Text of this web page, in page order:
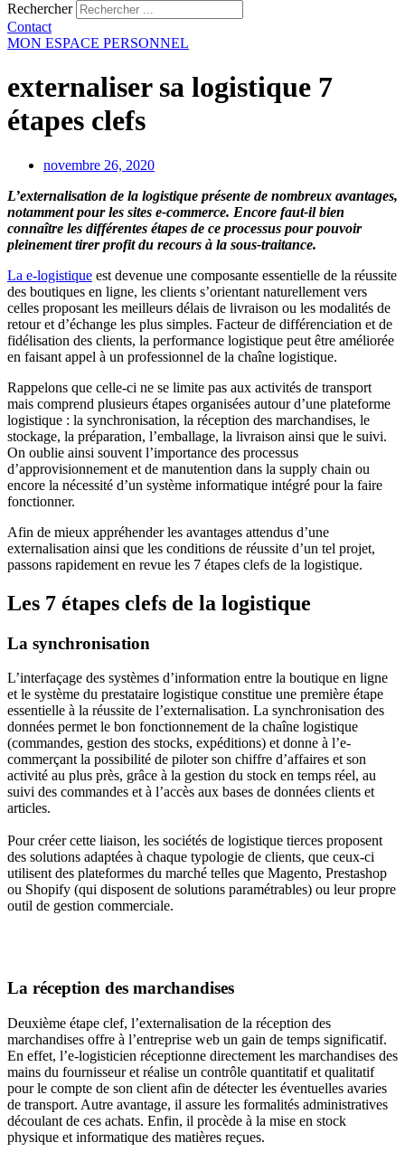
Rechercher
Contact
MON ESPACE PERSONNEL
externaliser sa logistique 7
étapes clefs
novembre 26, 2020
L’externalisation de la logistique présente de nombreux avantages,
notamment pour les sites e-commerce. Encore faut-il bien
connaître les différentes étapes de ce processus pour pouvoir
pleinement tirer profit du recours à la sous-traitance.
La e-logistique est devenue une composante essentielle de la réussite
des boutiques en ligne, les clients s’orientant naturellement vers
celles proposant les meilleurs délais de livraison ou les modalités de
retour et d’échange les plus simples. Facteur de différenciation et de
fidélisation des clients, la performance logistique peut être améliorée
en faisant appel à un professionnel de la chaîne logistique.
Rappelons que celle-ci ne se limite pas aux activités de transport
mais comprend plusieurs étapes organisées autour d’une plateforme
logistique : la synchronisation, la réception des marchandises, le
stockage, la préparation, l’emballage, la livraison ainsi que le suivi.
On oublie ainsi souvent l’importance des processus
d’approvisionnement et de manutention dans la supply chain ou
encore la nécessité d’un système informatique intégré pour la faire
fonctionner.
Afin de mieux appréhender les avantages attendus d’une
externalisation ainsi que les conditions de réussite d’un tel projet,
passons rapidement en revue les 7 étapes clefs de la logistique.
Les 7 étapes clefs de la logistique
La synchronisation
L’interfaçage des systèmes d’information entre la boutique en ligne
et le système du prestataire logistique constitue une première étape
essentielle à la réussite de l’externalisation. La synchronisation des
données permet le bon fonctionnement de la chaîne logistique
(commandes, gestion des stocks, expéditions) et donne à l’e-
commerçant la possibilité de piloter son chiffre d’affaires et son
activité au plus près, grâce à la gestion du stock en temps réel, au
suivi des commandes et à l’accès aux bases de données clients et
articles.
Pour créer cette liaison, les sociétés de logistique tierces proposent
des solutions adaptées à chaque typologie de clients, que ceux-ci
utilisent des plateformes du marché telles que Magento, Prestashop
ou Shopify (qui disposent de solutions paramétrables) ou leur propre
outil de gestion commerciale.
La réception des marchandises
Deuxième étape clef, l’externalisation de la réception des
marchandises offre à l’entreprise web un gain de temps significatif.
En effet, l’e-logisticien réceptionne directement les marchandises des
mains du fournisseur et réalise un contrôle quantitatif et qualitatif
pour le compte de son client afin de détecter les éventuelles avaries
de transport. Autre avantage, il assure les formalités administratives
découlant de ces achats. Enfin, il procède à la mise en stock
physique et informatique des matières reçues.